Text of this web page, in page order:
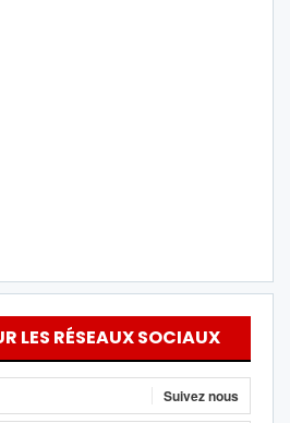
LES RÉSEAUX SOCIAUX
Suivez nous